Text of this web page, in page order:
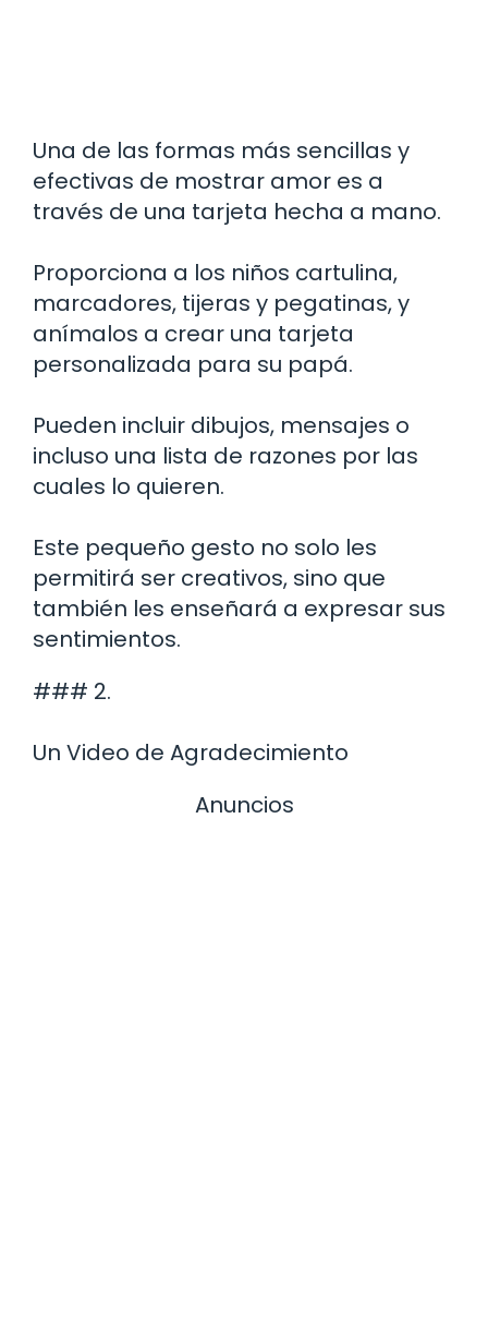
Una de las formas más sencillas y
efectivas de mostrar amor es a
través de una tarjeta hecha a mano.
Proporciona a los niños cartulina,
marcadores, tijeras y pegatinas, y
anímalos a crear una tarjeta
personalizada para su papá.
Pueden incluir dibujos, mensajes o
incluso una lista de razones por las
cuales lo quieren.
Este pequeño gesto no solo les
permitirá ser creativos, sino que
también les enseñará a expresar sus
sentimientos.
### 2.
Un Video de Agradecimiento
Anuncios